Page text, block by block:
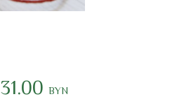
31.00 BYN